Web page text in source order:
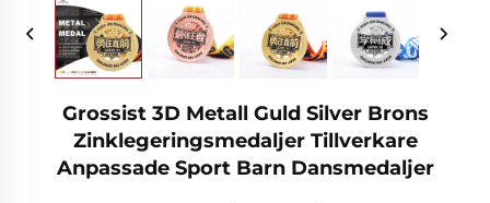
Grossist 3D Metall Guld Silver Brons
Zinklegeringsmedaljer Tillverkare
Anpassade Sport Barn Dansmedaljer